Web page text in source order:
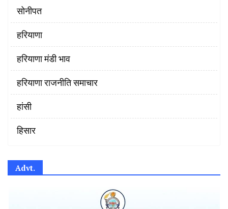
सोनीपत
हरियाणा
हरियाणा मंडी भाव
हरियाणा राजनीति समाचार
हांसी
हिसार
Advt.